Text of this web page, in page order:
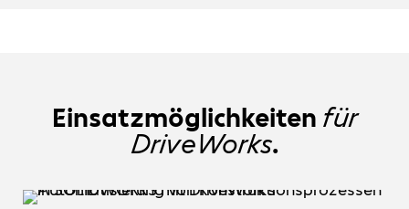
Einsatzmöglichkeiten für
DriveWorks.